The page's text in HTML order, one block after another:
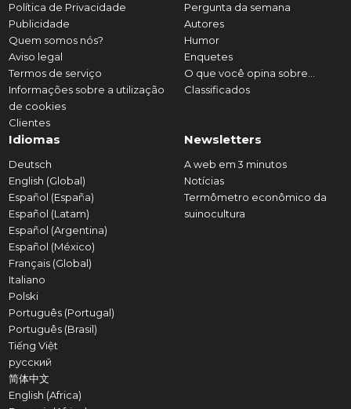
Política de Privacidade
Publicidade
Quem somos nós?
Aviso legal
Termos de serviço
Informações sobre a utilização
de cookies
Clientes
Pergunta da semana
Autores
Humor
Enquetes
O que você opina sobre...
Classificados
Idiomas
Deutsch
English (Global)
Español (España)
Español (Latam)
Español (Argentina)
Español (México)
Français (Global)
Italiano
Polski
Português (Portugal)
Português (Brasil)
Tiếng Việt
русский
简体中文
English (Africa)
Newsletters
A web em 3 minutos
Notícias
Termômetro econômico da
suinocultura